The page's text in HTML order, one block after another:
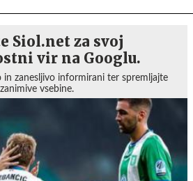
Siol.net za svoj
vir na Googlu.
in zanesljivo informirani ter spremljajte
vsebine.